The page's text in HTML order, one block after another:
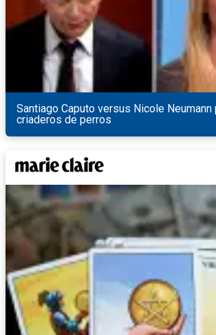
Santiago Caputo versus Nicole Neumann
criaderos de perros